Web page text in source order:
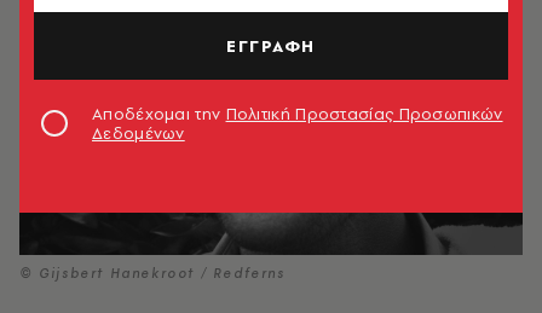
© Gijsbert Hanekroot / Redferns
ΕΓΓΡΑΦΗ
Αποδέχομαι την Πολιτική Προστασίας Προσωπικών
Δεδομένων